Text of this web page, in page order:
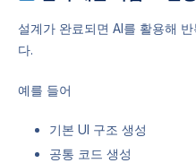
설계가 완료되면 AI를 활용해
다.
예를 들어
기본 UI 구조 생성
공통 코드 생성